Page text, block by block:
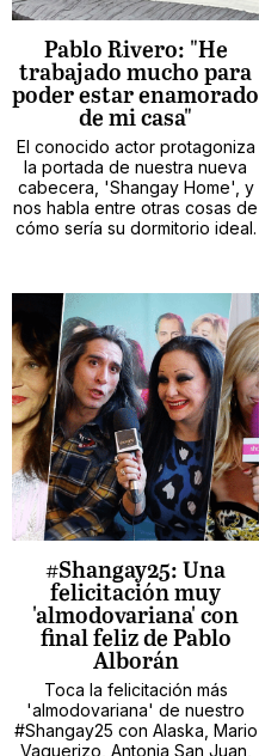
Pablo Rivero: "He
trabajado mucho para
poder estar enamorado
de mi casa"
El conocido actor protagoniza
la portada de nuestra nueva
cabecera, 'Shangay Home', y
nos habla entre otras cosas de
cómo sería su dormitorio ideal.
#Shangay25: Una
felicitación muy
'almodovariana' con
final feliz de Pablo
Alborán
Toca la felicitación más
'almodovariana' de nuestro
#Shangay25 con Alaska, Mario
Vaquerizo, Antonia San Juan,